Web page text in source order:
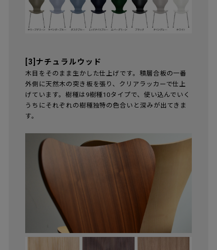
[3]ナチュラルウッド
木目をそのまま生かした仕上げです。積層合板の一番
外側に天然木の突き板を張り、クリアラッカーで仕上
げています。樹種は9樹種10タイプで、使い込んでいく
うちにそれぞれの樹種独特の色合いと深みが出てきま
す。